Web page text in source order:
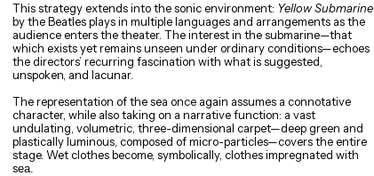
This strategy extends into the sonic environment: Yellow Submarine
by the Beatles plays in multiple languages and arrangements as the
audience enters the theater. The interest in the submarine—that
which exists yet remains unseen under ordinary conditions—echoes
the directors’ recurring fascination with what is suggested,
unspoken, and lacunar.
The representation of the sea once again assumes a connotative
character, while also taking on a narrative function: a vast
undulating, volumetric, three-dimensional carpet—deep green and
plastically luminous, composed of micro-particles—covers the entire
stage. Wet clothes become, symbolically, clothes impregnated with
sea.